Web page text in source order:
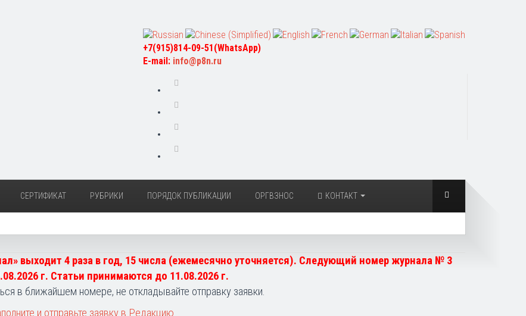
+7(915)814-09-51(WhatsApp)
E-mail: info@p8n.ru
СЕРТИФИКАТ РУБРИКИ ПОРЯДОК ПУБЛИКАЦИИ ОРГВЗНОС КОНТАКТ
выходит 4 раза в год, 15 числа (ежемесячно уточняется). Следующий номер журнала № 3
г. Статьи принимаются до 11.08.2026 г.
в ближайшем номере, не откладывайте отправку заявки.
и отправьте заявку в Редакцию